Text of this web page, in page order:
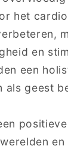
het
en
een
als geest